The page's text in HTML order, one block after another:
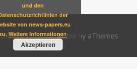
|Theme:Alizee by aThemes
und den
der
von news-papers.eu
Weitere Informationen
Akzeptieren